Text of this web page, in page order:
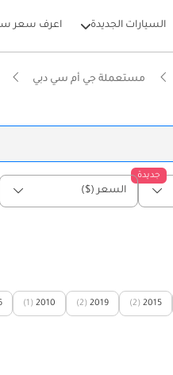
السيارات الجديدة اعرف سعر
مستعملة جي أم سي دبي
جديدة
السعر ($)
2015
(2)
2019
(2)
2010
(1)